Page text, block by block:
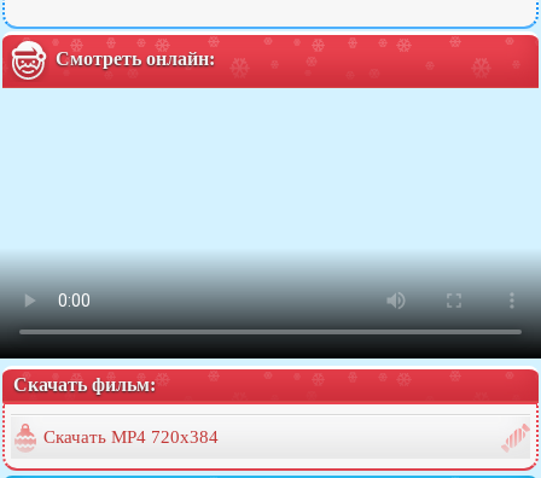
Смотреть онлайн:
Скачать фильм:
Скачать MP4 720x384